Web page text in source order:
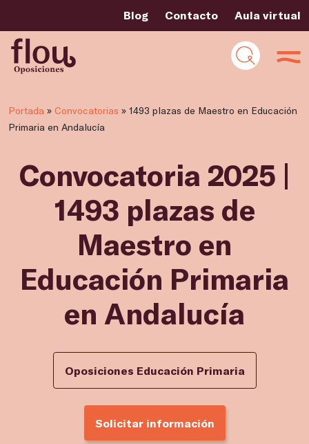
Blog Contacto Aula virtual
Portada » Convocatorias » 1493 plazas de Maestro en Educación
Primaria en Andalucía
Convocatoria 2025 |
1493 plazas de
Maestro en
Educación Primaria
en Andalucía
Oposiciones Educación Primaria
Solicitar información